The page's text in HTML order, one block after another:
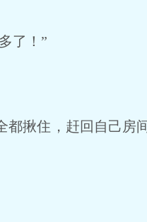
了！”
揪住，赶回自己房